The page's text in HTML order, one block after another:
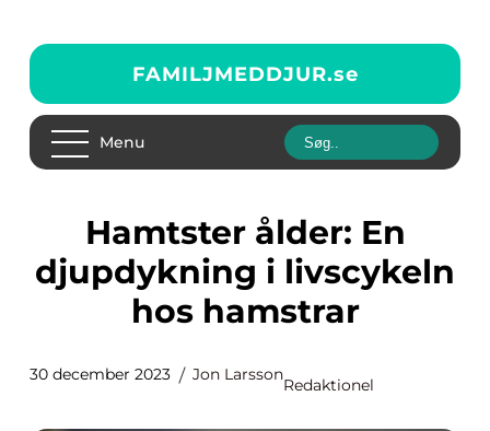
FAMILJMEDDJUR.se
Menu
Hamtster ålder: En
djupdykning i livscykeln
hos hamstrar
30 december 2023 Jon Larsson
Redaktionel